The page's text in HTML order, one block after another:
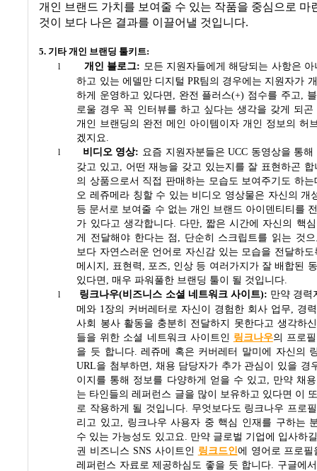
개인 브랜드 가치를 보여줄 수 있는 작품을 중심으로 마
것이 보다 나은 결과를 이끌어낼 것입니다.
5. 기타 개인 브랜딩 툴키트:
l 개인 블로그: 모든 지원자들에게 해당되는 사항은 아
하고 있는 에델만 디지털 PR팀의 경우에는 지원자가
하게 운영하고 있다면
완전 플러스(+) 점수를 주고
로울 경우 꼭 인터뷰를 하고 싶다는 생각을 갖게 되곤
개인 브랜딩의 완전 메인 아이템이자 개인 정보의 허
겠지요
l 비디오 영상: 요즘 지원자분들은UCC 동영상을 통
갖고 있고
어떤 재능을 갖고 있는지를 잘 표현하곤 합
의 상품으로서 직접 판매하는 모습도 보여주기도 하는
오 레쥬메라 칭할 수 있는 비디오 영상물은 자신의 개
등 문서로 보여줄 수 없는 개인 브랜드 아이덴티티를
가 있다고 생각합니다. 다만, 짧은 시간에 자신의 핵
게 전달해야 한다는 점
단순히 스크립트를 읽는 것
보다 자연스러운 언어로 자신감 있는 모습을 전달하
메시지
표현력 포즈
인상 등 여러가지가 잘 배합된
있다면
,매우 파워풀한 브랜딩 툴이 될 것입니다
l 링크나우(비즈니스 소셜 네트워크 사이트): 만약 경력
메와 1장의 커버레터로 자신이 경험한 회사 업무
경
사회 봉사 활동을 충분히 전달하지 못한다고 생각하
들을 위한 소셜 네트워크 사이트인 링크나우의 프로
을 듯 합니다.레쥬메 혹은 커버레터 말미에 자신의
URL을 첨부하면
채용 담당자가 추가 관심이 있을 경
이지를 통해 정보를 다양하게 얻을 수 있고
만약 채
는 타인들의 레퍼런스 글을 많이 보유하고 있다면 이
로 작용하게 될 것입니다
무엇보다도 링크나우 프로
리고 있고
링크나우 사용자 중 핵심 인재를 구하는
수 있는 가능성도 있고요
만약 글로벌 기업에 입사하
권 비즈니스 SNS 사이트인 링크드인 에 영어로 프로필
레퍼런스 자료로 제공하심도 좋을 듯 합니다 . 구글에